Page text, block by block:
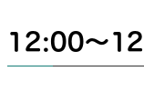
12:00～